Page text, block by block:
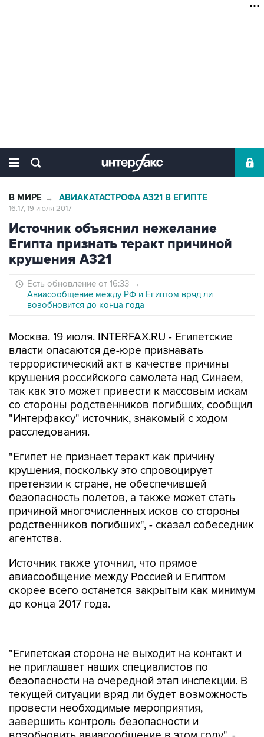
В МИРЕ → АВИАКАТАСТРОФА А321 В ЕГИПТЕ
16:17, 19 июля 2017
Источник объяснил нежелание
Египта признать теракт причиной
крушения A321
Есть обновление от 16:33 →
Авиасообщение между РФ и Египтом вряд ли
возобновится до конца года
Москва. 19 июля. INTERFAX.RU - Египетские
власти опасаются де-юре признавать
террористический акт в качестве причины
крушения российского самолета над Синаем,
так как это может привести к массовым искам
со стороны родственников погибших, сообщил
"Интерфаксу" источник, знакомый с ходом
расследования.
"Египет не признает теракт как причину
крушения, поскольку это спровоцирует
претензии к стране, не обеспечившей
безопасность полетов, а также может стать
причиной многочисленных исков со стороны
родственников погибших", - сказал собеседник
агентства.
Источник также уточнил, что прямое
авиасообщение между Россией и Египтом
скорее всего останется закрытым как минимум
до конца 2017 года.
безопасности на очередной этап инспекции. В
текущей ситуации вряд ли будет возможность
провести необходимые мероприятия,
завершить контроль безопасности и
возобновить авиасообщение в этом году", -
сказал источник.